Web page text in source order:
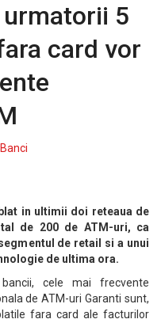
urmatorii 5
card vor
in ultimii doi reteaua de
de 200 de ATM-uri, ca
de retail si a unui
de ultima ora.
cele mai frecvente
de ATM-uri Garanti sunt,
fara card ale facturilor